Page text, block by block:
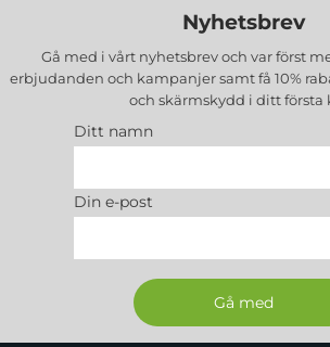
Nyhetsbrev
Gå med i vårt nyhetsbrev och var först
erbjudanden och kampanjer samt få 10%
och skärmskydd i ditt första
Ditt namn
Din e-post